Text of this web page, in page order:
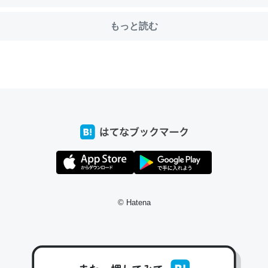
う。/早速夕食に作った！本当にスナップえんどうが止まらなくなった…
もっと読む
© Hatena